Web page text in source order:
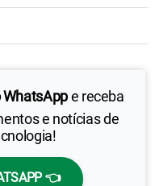
WhatsAppe receba
e notícias de
👈